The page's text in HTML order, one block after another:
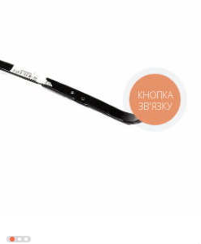
КНОПКА
ЗВ'ЯЗКУ